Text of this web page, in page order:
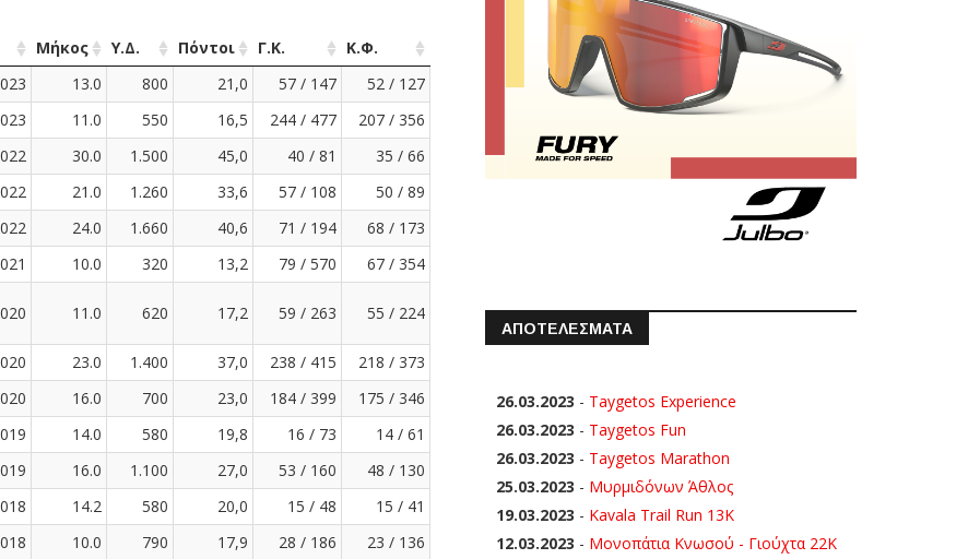
Μήκος Υ.Δ. Πόντοι Γ.Κ.
Κ.Φ.
13.0 800 21,0 57 / 147
52 / 127
11.0 550 16,5 244 / 477
207 / 356
30.0 1.500 45,0 40 / 81
35 / 66
21.0 1.260 33,6 57 / 108
50 / 89
24.0 1.660 40,6 71 / 194
68 / 173
10.0 320 13,2 79 / 570
67 / 354
11.0 620 17,2 59 / 263 55 / 224
23.0 1.400 37,0 238 / 415
218 / 373
16.0 700 23,0 184 / 399
175 / 346
14.0 580 19,8 16 / 73
14 / 61
16.0 1.100 27,0 53 / 160
48 / 130
14.2 580 20,0 15 / 48
15 / 41
10.0 790 17,9 28 / 186
23 / 136
ΑΠΟΤΕΛΕΣΜΑΤΑ
26.03.2023 - Taygetos Experience
26.03.2023 - Taygetos Fun
26.03.2023 - Taygetos Marathon
25.03.2023 - Μυρμιδόνων Άθλος
19.03.2023 - Kavala Trail Run 13K
12.03.2023 - Μονοπάτια Κνωσού - Γιούχτα 22Κ